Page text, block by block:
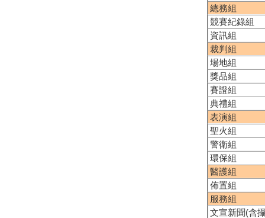
總務組
競賽紀錄組
資訊組
裁判組
場地組
獎品組
賽證組
典禮組
表演組
聖火組
警衛組
環保組
醫護組
佈置組
服務組
文宣新聞(含